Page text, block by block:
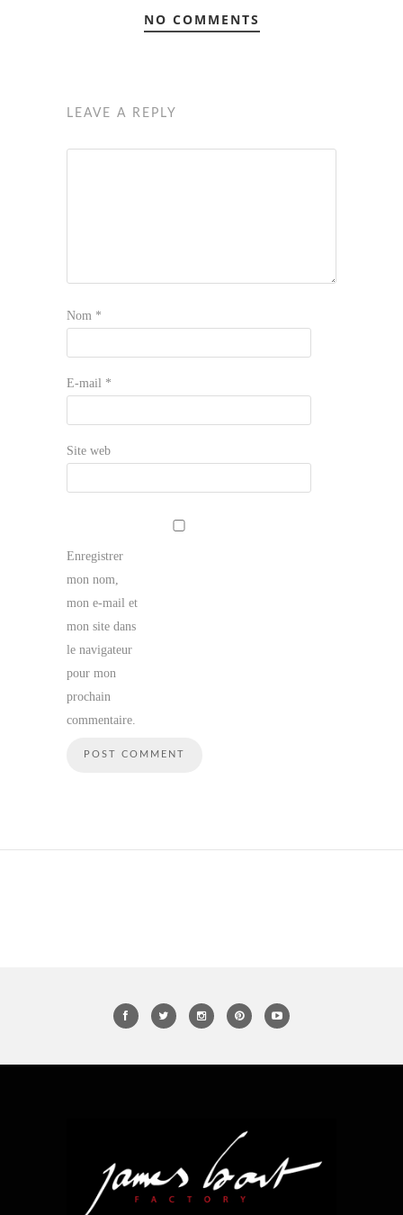
NO COMMENTS
LEAVE A REPLY
Nom *
E-mail *
Site web
Enregistrer
mon nom,
mon e-mail et
mon site dans
le navigateur
pour mon
prochain
commentaire.